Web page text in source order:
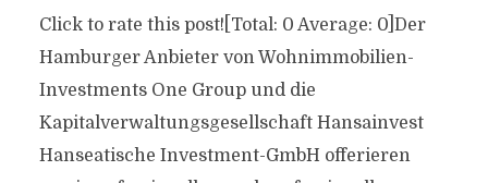
Click to rate this post![Total: 0 Average: 0]Der
Hamburger Anbieter von Wohnimmobilien-
Investments One Group und die
Kapitalverwaltungsgesellschaft Hansainvest
Hanseatische Investment-GmbH offerieren